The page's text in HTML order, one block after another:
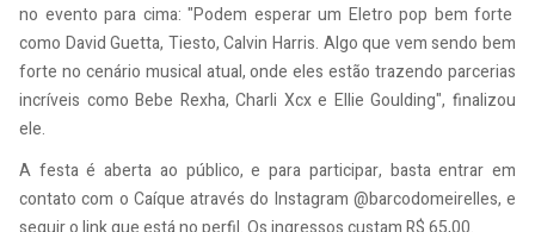
no evento para cima: "Podem esperar um Eletro pop bem forte
como David Guetta, Tiesto, Calvin Harris. Algo que vem sendo bem
forte no cenário musical atual, onde eles estão trazendo parcerias
incríveis como Bebe Rexha, Charli Xcx e Ellie Goulding", finalizou
ele.
A festa é aberta ao público, e para participar, basta entrar em
contato com o Caíque através do Instagram @barcodomeirelles, e